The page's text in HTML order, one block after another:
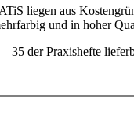
liegen aus
und in hoher
35 der Praxishefte